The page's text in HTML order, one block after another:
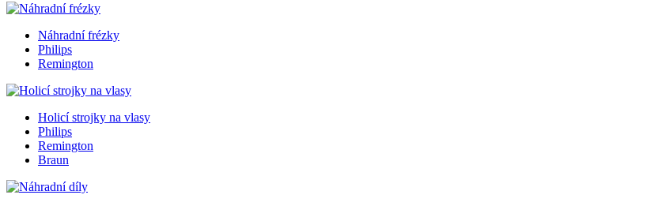
Náhradní frézky
Philips
Remington
Holicí strojky na vlasy
Philips
Remington
Braun